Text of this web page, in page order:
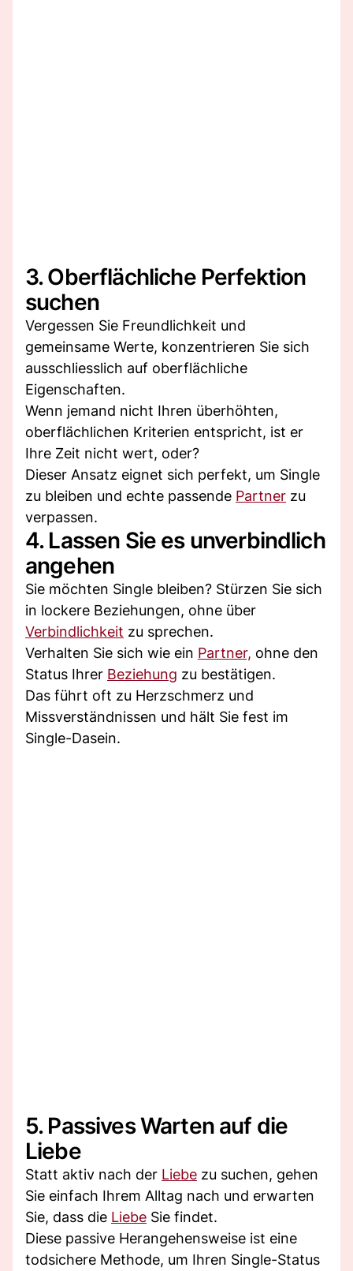
3. Oberflächliche Perfektion
suchen
Vergessen Sie Freundlichkeit und
gemeinsame Werte, konzentrieren Sie sich
ausschliesslich auf oberflächliche
Eigenschaften.
Wenn jemand nicht Ihren überhöhten,
oberflächlichen Kriterien entspricht, ist er
Ihre Zeit nicht wert, oder?
Dieser Ansatz eignet sich perfekt, um Single
zu bleiben und echte passende Partner zu
verpassen.
4. Lassen Sie es unverbindlich
angehen
Sie möchten Single bleiben? Stürzen Sie sich
in lockere Beziehungen, ohne über
Verbindlichkeit zu sprechen.
Verhalten Sie sich wie ein Partner, ohne den
Status Ihrer Beziehung zu bestätigen.
Das führt oft zu Herzschmerz und
Missverständnissen und hält Sie fest im
Single-Dasein.
5. Passives Warten auf die
Liebe
Statt aktiv nach der Liebe zu suchen, gehen
Sie einfach Ihrem Alltag nach und erwarten
Sie, dass die Liebe Sie findet.
Diese passive Herangehensweise ist eine
todsichere Methode, um Ihren Single-Status